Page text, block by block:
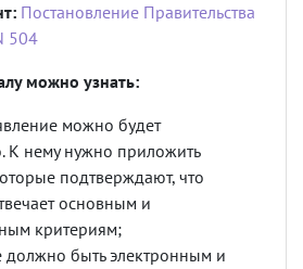
Постановление Правительства
504
можно узнать:
можно будет
К нему нужно приложить
подтверждают, что
основным и
критериям;
должно быть электронным и